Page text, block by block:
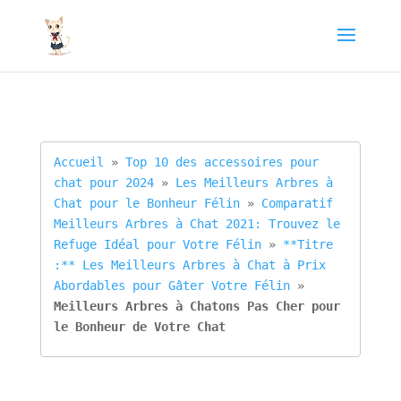
Accueil » Top 10 des accessoires pour
chat pour 2024 » Les Meilleurs Arbres à
Chat pour le Bonheur Félin » Comparatif
Meilleurs Arbres à Chat 2021: Trouvez le
Refuge Idéal pour Votre Félin » **Titre
:** Les Meilleurs Arbres à Chat à Prix
Abordables pour Gâter Votre Félin
»
Meilleurs Arbres à Chatons Pas Cher pour
le Bonheur de Votre Chat